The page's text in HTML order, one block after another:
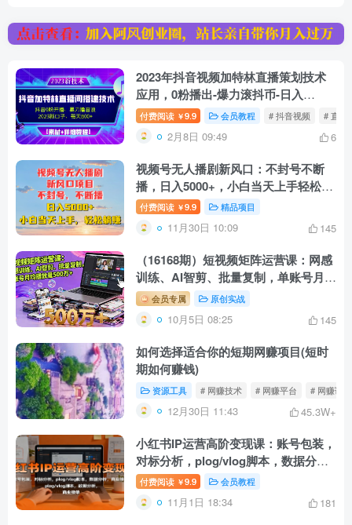
2023年抖音视频加特林直播策划技术
应用，0粉播出-爆力滚抖币-日入
800[素材内容基础教程]
付费阅读 ￥9.9 会员教程 # 抖音视频 # 直播
2月8日 09:49 6
视频号无人播剧新风口：不封号不断
播，日入5000+，小白当天上手轻松躺
赚
付费阅读 ￥9.9 精品项目
11月30日 10:09 145
（16168期）短视频矩阵运营课：网感
训练、AI智剪、批量复制，单账号月均
播放量500万+
会员专属 原创实战
10月5日 08:25 145
如何选择适合你的短期网赚项目(短时
期如何赚钱)
资源工具 # 网赚技术 # 网赚平台 # 网赚论坛
12月30日 11:43 45.3W+
小红书IP运营高阶变现课：账号包装，
对标分析，plog/vlog脚本，数据分
析，商业接单
付费阅读 ￥9.9 会员教程
11月1日 18:34 181